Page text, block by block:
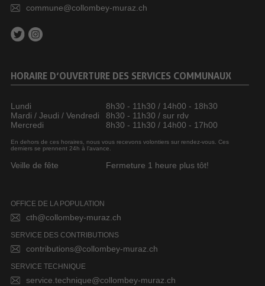
commune@collombey-muraz.ch
HORAIRE D’OUVERTURE DES SERVICES COMMUNAUX
Lundi
8h30 - 11h30 / 14h00 - 18h30
Mardi / Jeudi / Vendredi
8h30 - 11h30 / sur rdv
Mercredi
8h30 - 11h30 / 14h00 - 17h00
En dehors de ces horaires, nous vous recevons volontiers sur rendez-vous. Ces
derniers se prennent 24h à l’avance.
Veille de fête Fermeture 1 heure plus tôt!
OFFICE DE LA POPULATION
cth@collombey-muraz.ch
SERVICE DES CONTRIBUTIONS
contributions@collombey-muraz.ch
SERVICE TECHNIQUE
service.technique@collombey-muraz.ch